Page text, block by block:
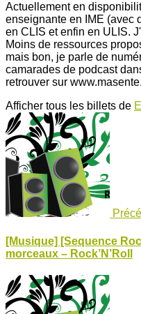
Actuellement en
enseignante en IME (avec
en CLIS et enfin en ULIS.
Moins de ressources
mais bon, je parle de
camarades de podcast
retrouver sur
Afficher tous les billets de
[Musique] [Sequence
morceaux – Rock’N’Roll